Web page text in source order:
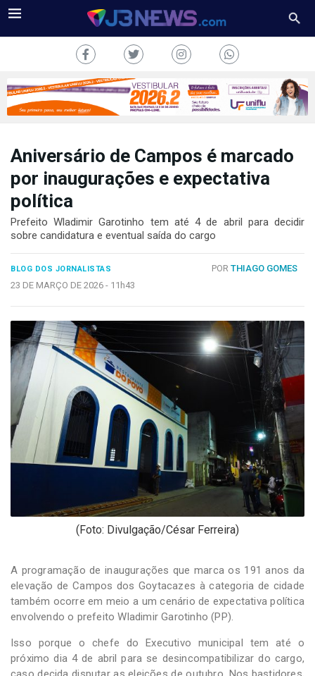
TV
COLUNAS
FALE
CONOSCO
Copyright
2024
Desenvolvido
por
Hesea
Tecnologia
Sistemas
Aniversário de Campos é marcado
por inaugurações e expectativa
política
Prefeito Wladimir Garotinho tem até 4 de abril para decidir
sobre candidatura e eventual saída do cargo
BLOG DOS JORNALISTAS POR THIAGO GOMES
23 DE MARÇO DE 2026 - 11h43
(Foto: Divulgação/César Ferreira)
A programação de inaugurações que marca os 191 anos da
elevação de Campos dos Goytacazes à categoria de cidade
também ocorre em meio a um cenário de expectativa política
envolvendo o prefeito Wladimir Garotinho (PP).
Isso porque o chefe do Executivo municipal tem até o
próximo dia 4 de abril para se desincompatibilizar do cargo,